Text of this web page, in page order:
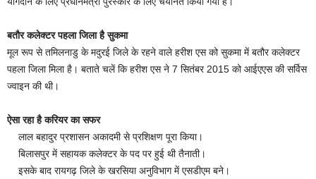
बतौर कलेक्टर पहला जिला है सुकमा
मूल रूप से तमिलनाडु के मदुरई जिले के रहने वाले हरीश एस को सुकमा में बतौर कलेक्टर
पहला जिला मिला है। बताते चलें कि हरीश एस ने 7 सितंबर 2015 को आईएएस की सर्विस
ज्वाइन की थी।
ऐसा रहा है करियर का सफर
लाल बहादुर प्रशासन अकादमी से प्रशिक्षण पूरा किया।
बिलासपुर में सहायक कलेक्टर के पद पर हुई थी तैनाती।
इसके बाद रायगढ़ जिले के खरसिया अनुविभाग में एसडीएम बने।